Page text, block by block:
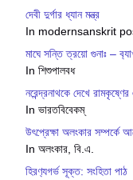
দেবী দুর্গার ধ্যান মন্ত্র
In modernsanskrit
মাঘে সন্তি ত্রয়ো গুনাঃ –
In শিশুপালবধ
নরেন্দ্রনাথকে দেখে
In ভারতবিবেকম্
উৎপ্রেক্ষা অলংকার সম্পর্কে
In অলংকার, বি.এ.
হিরণ‍্যগর্ভ সূক্ত: সংহিতা পাঠ